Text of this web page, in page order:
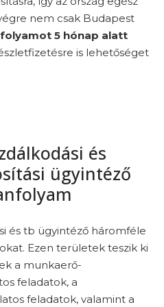
nem csak Budapest
5 hónap alatt
is lehetőséget
és
ügyintéző
és tb ügyintéző háromféle
Ezen területek teszik ki
a munkaerő-
feladatok, a
feladatok, valamint a